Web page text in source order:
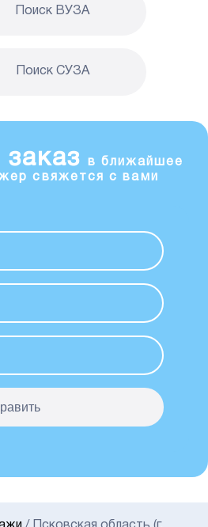
Поиск ВУЗА
Поиск CУЗА
в ближайшее
свяжется с вами